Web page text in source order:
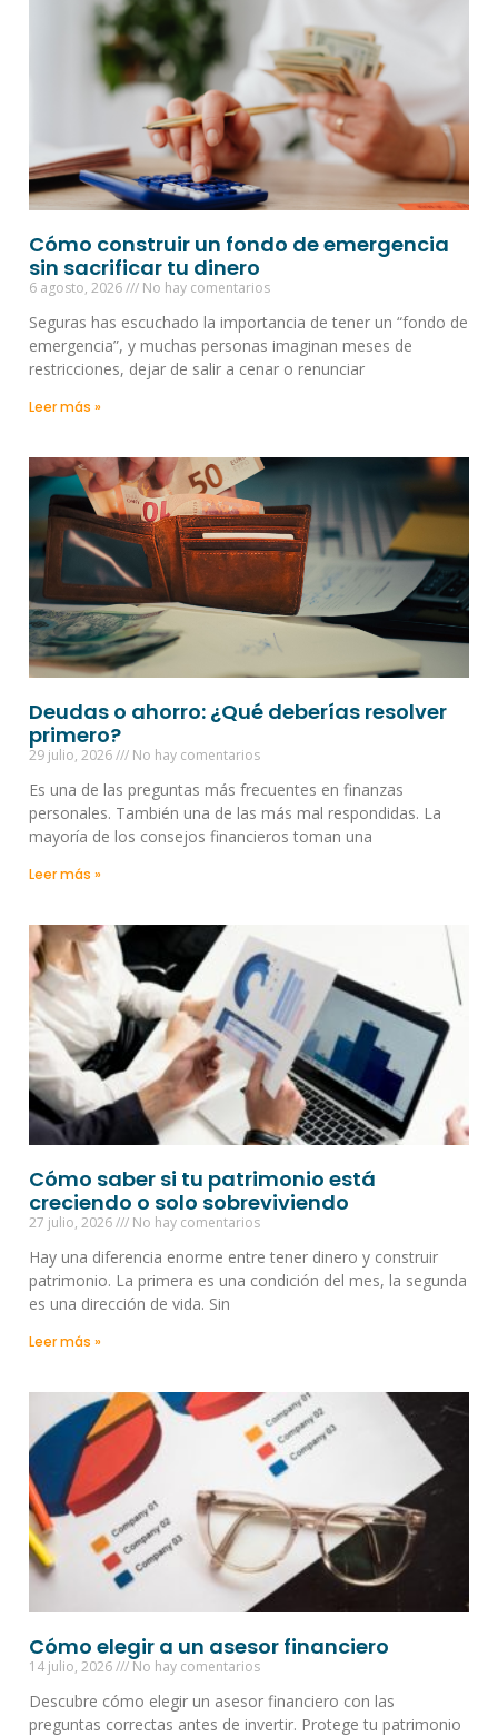
Cómo construir un fondo de emergencia
sin sacrificar tu dinero
6 agosto, 2026 No hay comentarios
Seguras has escuchado la importancia de tener un “fondo de
emergencia”, y muchas personas imaginan meses de
restricciones, dejar de salir a cenar o renunciar
Leer más »
Deudas o ahorro: ¿Qué deberías resolver
primero?
29 julio, 2026 No hay comentarios
Es una de las preguntas más frecuentes en finanzas
personales. También una de las más mal respondidas. La
mayoría de los consejos financieros toman una
Leer más »
Cómo saber si tu patrimonio está
creciendo o solo sobreviviendo
27 julio, 2026 No hay comentarios
Hay una diferencia enorme entre tener dinero y construir
patrimonio. La primera es una condición del mes, la segunda
es una dirección de vida. Sin
Leer más »
Cómo elegir a un asesor financiero
14 julio, 2026 No hay comentarios
Descubre cómo elegir un asesor financiero con las
preguntas correctas antes de invertir. Protege tu patrimonio